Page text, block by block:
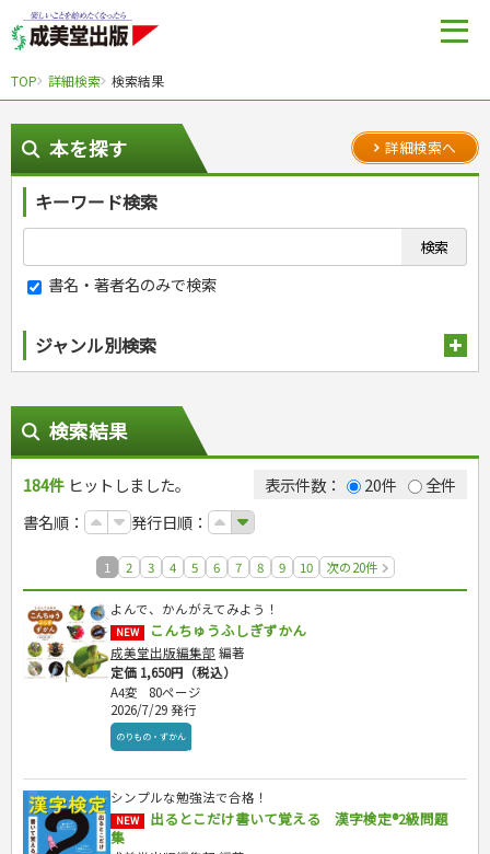
TOP 詳細検索 検索結果
本を探す 詳細検索へ
キーワード検索
書名・著者名のみで検索
ジャンル別検索
スポーツ
スポーツルール
ゴルフ
トレーニング
ジュニアスポーツ
その他スポーツ
自然・アウトドア・ペット
犬・猫
ペット・飼育
園芸・野菜づくり
雑学
ナンプレ
囲碁・将棋・麻雀
ゲーム・マジック
家相・風水・占い
カルチャー・芸術・趣味
鉄道・車・自転車
音楽・楽器
趣味・鑑賞・カメラ
絵画・デッサン
俳句・詩・ことば
辞典・語学
辞典
語学・旅行会話
運転免許
原付・二輪
普通免許
その他免許
生活・暮らし
料理
料理・レシピ
おもてなし・ごちそう料理
各国料理
お弁当
健康メニュー・ダイエット
調理器具クッキング
お菓子・ケーキ・パン
飲み物・お酒
手芸・クラフト
編み物
ソーイング
クラフト
住まい・インテリア・暮らし
インテリア・ハウジング
収納・掃除・暮らし
美容・ファッション
ダイエット・エクササイズ
メイク・ネイル・ヘア
着物・着つけ
冠婚葬祭・手紙・ペン字
冠婚葬祭・スピーチ・マナー
手紙・ペン字
妊娠・出産・育児
妊娠・出産・育児
離乳食・幼児食・こどもレシピ
健康と保育
家庭医学・健康
ツボ・マッサージ
健康知識
栄養事典
生活習慣病
看護・介護
介護一般
パネルシアター
指導マニュアル
児童一般
おりがみ・あやとり
なぞなぞ・ゲーム
占い・心理ゲーム
のりもの・ずかん
読み物・絵本
音と光のでる絵本
学参・ドリル
夏休みドリル
総復習ドリル
学習・地図
自由研究・読書感想文
えんぴつちょう
就職活動
就職活動
就職試験
公務員試験
資格試験
検定試験・資格試験
英語検定・TOEIC
漢字検定・数学検定
簿記検定
看護・薬学
ケアマネジャー
介護・社会福祉士
保育士
司法書士・社労士
行政書士・宅建
ビジネス
経営・経済・法律
マネー・株・資産
ビジネス・法律
簿記・経理・税金・保険
その他ビジネス
自己啓発
自己啓発
ビジネス読み物
旅行・歴史
国内・海外旅行
国外旅行
国内旅行
地理・歴史
地理・地図
成美文庫
その他文庫
ダイアリー
プラチナダイアリー プレステージ
検索結果
184件 ヒットしました。 表示件数： 20件
全件
書名順：
発行日順：
1 2 3 4 5 6 7 8 9 10 次の20件
よんで、かんがえてみよう！
NEW こんちゅうふしぎずかん
成美堂出版編集部 編著
定価 1,650円（税込）
A4変
80ページ
2026/7/29 発行
のりもの・ずかん
シンプルな勉強法で合格！
NEW
出るとこだけ書いて覚える 漢字検定®2級問題
集